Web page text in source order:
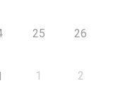
25 26
1 2